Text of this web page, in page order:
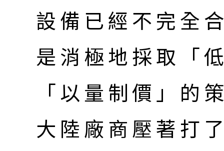
設備已經不完全
是消極地採取「
「以量制價」的
大陸廠商壓著打